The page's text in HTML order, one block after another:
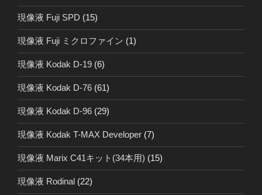
現像液 Fuji SPD (15)
現像液 Fuji ミクロファイン (1)
現像液 Kodak D-19 (6)
現像液 Kodak D-76 (61)
現像液 Kodak D-96 (29)
現像液 Kodak T-MAX Developer (7)
現像液 Marix C41キット(34本用) (15)
現像液 Rodinal (22)